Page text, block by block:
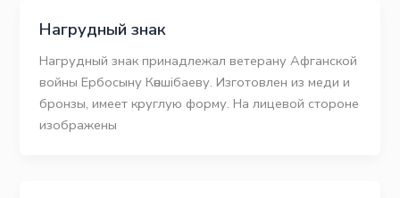
Нагрудный знак
Нагрудный знак принадлежал ветерану Афганской
войны Ербосыну Көншібаеву. Изготовлен из меди и
бронзы, имеет круглую форму. На лицевой стороне
изображены